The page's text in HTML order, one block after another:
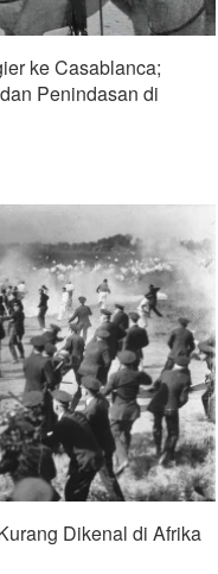
ke Casablanca;
Penindasan di
Dikenal di Afrika